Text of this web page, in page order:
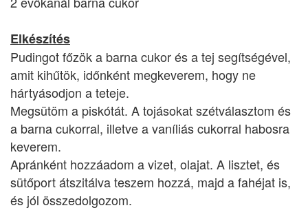
Elkészítés
Pudingot főzök a barna cukor és a tej segítségével,
amit kihűtök, időnként megkeverem, hogy ne
hártyásodjon a teteje.
Megsütöm a piskótát. A tojásokat szétválasztom és
a barna cukorral, illetve a vaníliás cukorral habosra
keverem.
Apránként hozzáadom a vizet, olajat. A lisztet, és
sütőport átszitálva teszem hozzá, majd a fahéjat is,
és jól összedolgozom.